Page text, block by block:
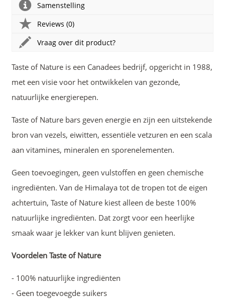
Samenstelling
Reviews (0)
Vraag over dit product?
Taste of Nature is een Canadees bedrijf, opgericht in 1988,
met een visie voor het ontwikkelen van gezonde,
natuurlijke energierepen.
Taste of Nature bars geven energie en zijn een uitstekende
bron van vezels, eiwitten, essentiële vetzuren en een scala
aan vitamines, mineralen en sporenelementen.
Geen toevoegingen, geen vulstoffen en geen chemische
ingrediënten. Van de Himalaya tot de tropen tot de eigen
achtertuin, Taste of Nature kiest alleen de beste 100%
natuurlijke ingrediënten. Dat zorgt voor een heerlijke
smaak waar je lekker van kunt blijven genieten.
Voordelen Taste of Nature
- 100% natuurlijke ingrediënten
- Geen toegevoegde suikers